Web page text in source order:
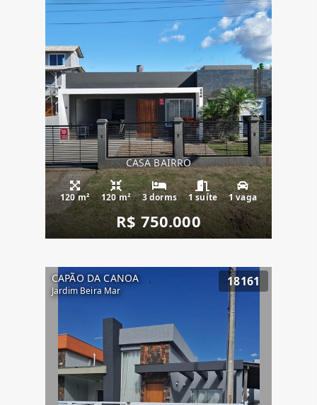
CASA BAIRRO
120 m² 120 m² 3 dorms 1 suíte 1 vaga
R$ 750.000
CAPÃO DA CANOA
Jardim Beira Mar
18161